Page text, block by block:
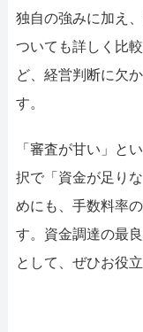
独自の強みに加え、
ついても詳しく比
ど、経営判断に欠
す。
「審査が甘い」と
択で「資金が足り
めにも、 手数料率
す。資金調達の最
として、ぜひお役